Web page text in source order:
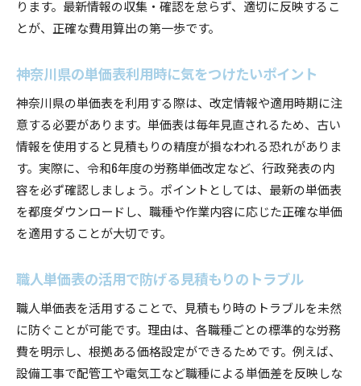
ります。最新情報の収集・確認を怠らず、適切に反映するこ
とが、正確な費用算出の第一歩です。
神奈川県の単価表利用時に気をつけたいポイント
神奈川県の単価表を利用する際は、改定情報や適用時期に注
意する必要があります。単価表は毎年見直されるため、古い
情報を使用すると見積もりの精度が損なわれる恐れがありま
す。実際に、令和6年度の労務単価改定など、行政発表の内
容を必ず確認しましょう。ポイントとしては、最新の単価表
を都度ダウンロードし、職種や作業内容に応じた正確な単価
を適用することが大切です。
職人単価表の活用で防げる見積もりのトラブル
職人単価表を活用することで、見積もり時のトラブルを未然
に防ぐことが可能です。理由は、各職種ごとの標準的な労務
費を明示し、根拠ある価格設定ができるためです。例えば、
設備工事で配管工や電気工など職種による単価差を反映しな